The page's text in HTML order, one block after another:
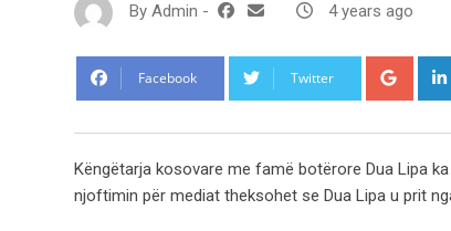
By Admin - 4 years ago
Facebook Twitter
Këngëtarja kosovare me famë botërore Dua Lipa
njoftimin për mediat theksohet se Dua Lipa u prit